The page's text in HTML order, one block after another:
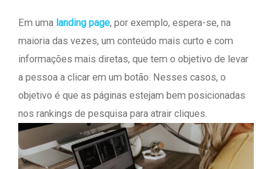
Em uma landing page, por exemplo, espera-se, na
maioria das vezes, um conteúdo mais curto e com
informações mais diretas, que tem o objetivo de levar
a pessoa a clicar em um botão. Nesses casos, o
objetivo é que as páginas estejam bem posicionadas
nos rankings de pesquisa para atrair cliques.